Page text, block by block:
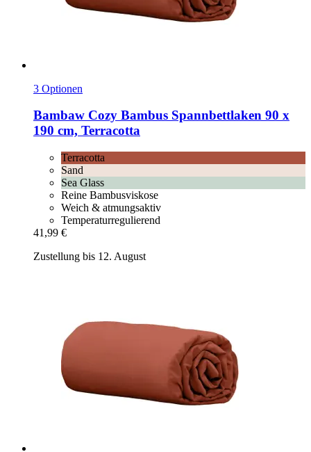
3 Optionen
Bambaw Cozy Bambus Spannbettlaken 90 x
190 cm, Terracotta
Terracotta
Sand
Sea Glass
Reine Bambusviskose
Weich & atmungsaktiv
Temperaturregulierend
41,99 €
Zustellung bis 12. August